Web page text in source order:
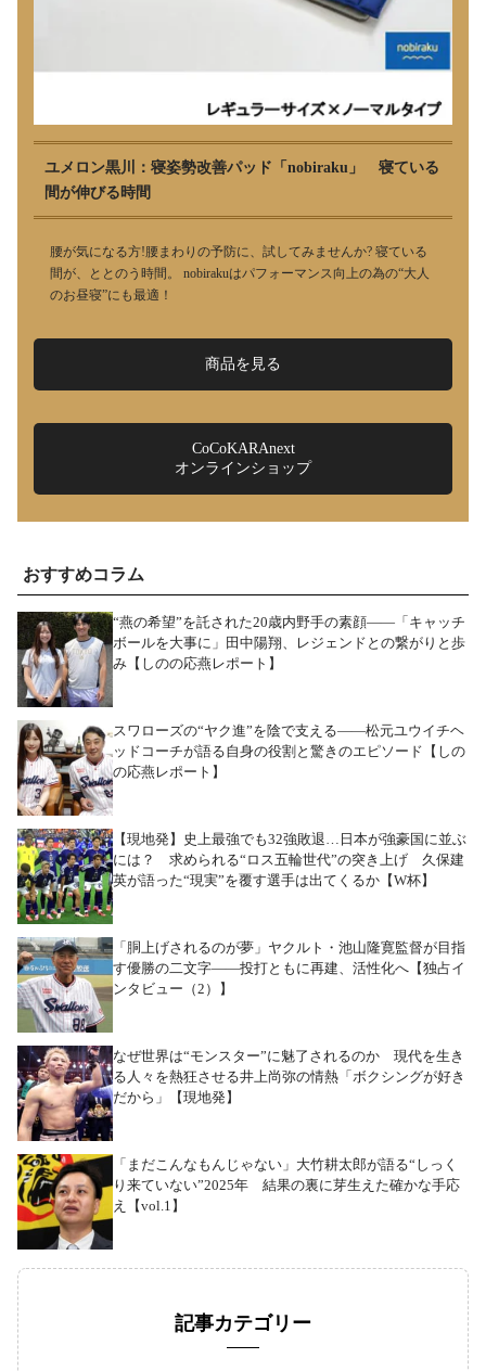
ユメロン黒川：寝姿勢改善パッド「nobiraku」 寝ている
間が伸びる時間
腰が気になる方!腰まわりの予防に、試してみませんか? 寝ている
間が、ととのう時間。 nobirakuはパフォーマンス向上の為の“大人
のお昼寝”にも最適！
商品を見る
CoCoKARAnext
オンラインショップ
おすすめコラム
“燕の希望”を託された20歳内野手の素顔――「キャッチ
ボールを大事に」田中陽翔、レジェンドとの繋がりと歩
み【しのの応燕レポート】
スワローズの“ヤク進”を陰で支える――松元ユウイチヘ
ッドコーチが語る自身の役割と驚きのエピソード【しの
の応燕レポート】
【現地発】史上最強でも32強敗退…日本が強豪国に並ぶ
には？ 求められる“ロス五輪世代”の突き上げ 久保建
英が語った“現実”を覆す選手は出てくるか【W杯】
「胴上げされるのが夢」ヤクルト・池山隆寛監督が目指
す優勝の二文字――投打ともに再建、活性化へ【独占イ
ンタビュー（2）】
なぜ世界は“モンスター”に魅了されるのか 現代を生き
る人々を熱狂させる井上尚弥の情熱「ボクシングが好き
だから」【現地発】
「まだこんなもんじゃない」大竹耕太郎が語る“しっく
り来ていない”2025年 結果の裏に芽生えた確かな手応
え【vol.1】
記事カテゴリー